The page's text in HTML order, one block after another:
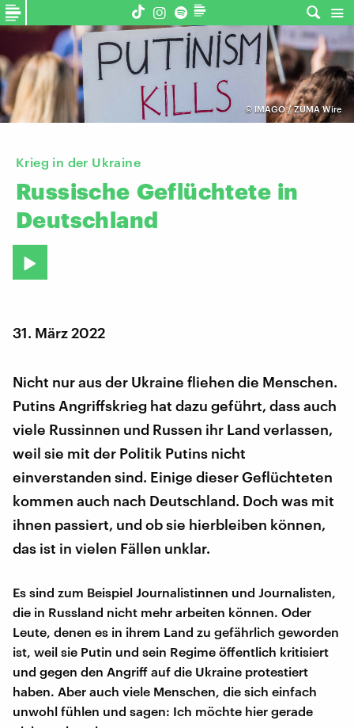
© IMAGO / ZUMA Wire
Krieg in der Ukraine
Russische Geflüchtete in
Deutschland
31. März 2022
Nicht nur aus der Ukraine fliehen die Menschen.
Putins Angriffskrieg hat dazu geführt, dass auch
viele Russinnen und Russen ihr Land verlassen,
weil sie mit der Politik Putins nicht
einverstanden sind. Einige dieser Geflüchteten
kommen auch nach Deutschland. Doch was mit
ihnen passiert, und ob sie hierbleiben können,
das ist in vielen Fällen unklar.
Es sind zum Beispiel Journalistinnen und Journalisten,
die in Russland nicht mehr arbeiten können. Oder
Leute, denen es in ihrem Land zu gefährlich geworden
ist, weil sie Putin und sein Regime öffentlich kritisiert
und gegen den Angriff auf die Ukraine protestiert
haben. Aber auch viele Menschen, die sich einfach
unwohl fühlen und sagen: Ich möchte hier gerade